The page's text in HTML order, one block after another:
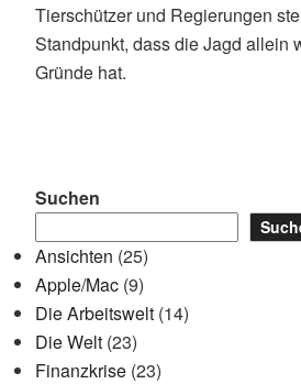
Tierschützer und Regierungen
Standpunkt, dass die Jagd allein
Gründe hat.
Suchen
Ansichten (25)
Apple/Mac (9)
Die Arbeitswelt (14)
Die Welt (23)
Finanzkrise (23)